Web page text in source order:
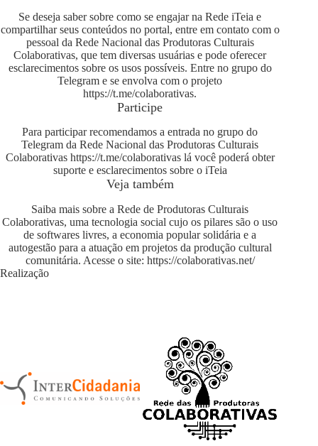
Se deseja saber sobre como se engajar na Rede iTeia e
compartilhar seus conteúdos no portal, entre em contato com o
pessoal da Rede Nacional das Produtoras Culturais
Colaborativas, que tem diversas usuárias e pode oferecer
esclarecimentos sobre os usos possíveis. Entre no grupo do
Telegram e se envolva com o projeto
https://t.me/colaborativas.
Participe
Para participar recomendamos a entrada no grupo do
Telegram da Rede Nacional das Produtoras Culturais
Colaborativas https://t.me/colaborativaslá você poderá obter
suporte e esclarecimentos sobre o iTeia
Veja também
Saiba mais sobre a Rede de Produtoras Culturais
Colaborativas, uma tecnologia social cujo os pilares são o uso
de softwares livres, a economia popular solidária e a
autogestão para a atuação em projetos da produção cultural
comunitária. Acesse o site: https://colaborativas.net/
Realização